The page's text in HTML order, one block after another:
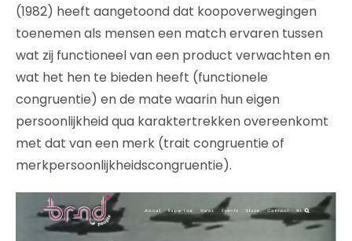
(1982) heeft aangetoond dat koopoverwegingen
toenemen als mensen een match ervaren tussen
wat zij functioneel van een product verwachten en
wat het hen te bieden heeft (functionele
congruentie) en de mate waarin hun eigen
persoonlijkheid qua karaktertrekken overeenkomt
met dat van een merk (trait congruentie of
merkpersoonlijkheidscongruentie).